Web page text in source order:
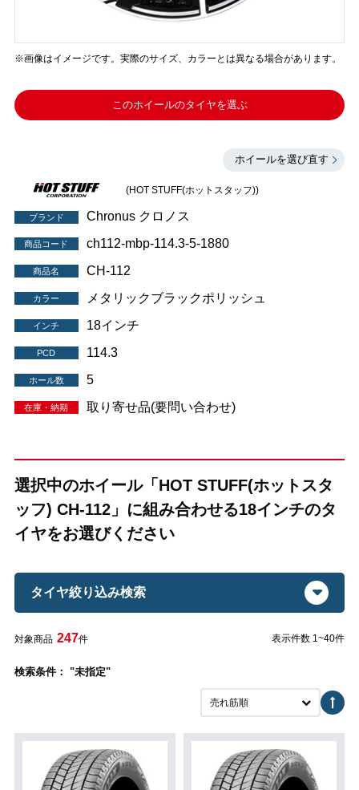
※画像はイメージです。実際のサイズ、カラーとは異なる場合があります。
このホイールのタイヤを選ぶ
ホイールを選び直す
(HOT STUFF(ホットスタッフ))
ブランド Chronus クロノス
商品コード ch112-mbp-114.3-5-1880
商品名 CH-112
カラー メタリックブラックポリッシュ
インチ 18インチ
PCD 114.3
ホール数 5
在庫・納期 取り寄せ品(要問い合わせ)
選択中のホイール「HOT STUFF(ホットスタ
ッフ) CH-112」に組み合わせる18インチのタ
イヤをお選びください
タイヤ絞り込み検索
対象商品 247件 表示件数 1~40件
検索条件： "未指定"
売れ筋順